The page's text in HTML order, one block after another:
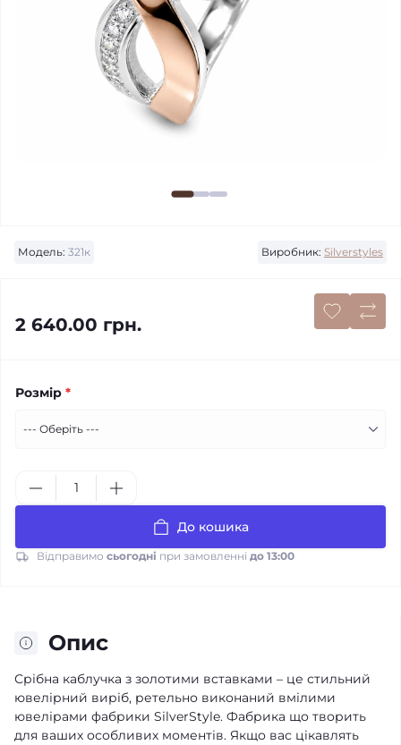
Модель: 321к Виробник: Silverstyles
2 640.00 грн.
Розмір *
До кошика
Відправимо сьогодні при замовленні до 13:00
Опис
Срібна каблучка з золотими вставками – це стильний
ювелірний виріб, ретельно виконаний вмілими
ювелірами фабрики SilverStyle. Фабрика що творить
для ваших особливих моментів. Якщо вас цікавлять